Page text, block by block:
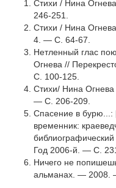
Стихи / Нина
246-251.
Стихи / Нина
4. — С. 64-67.
Нетленный глас
Огнева //
С. 100-125.
Стихи/ Нина
— С. 206-209.
Спасение в бурю...:
временник:
Год 2006-й. — С.
Ничего не
альманах. —